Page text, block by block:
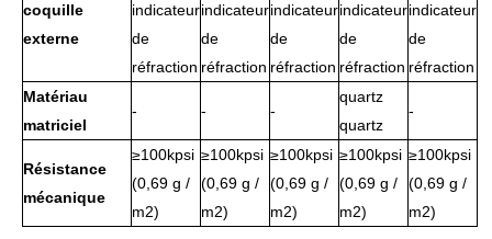
coquille
externe
indicateur
de
réfraction
indicateur
de
réfraction
indicateur
de
réfraction
indicateur
de
réfraction
indicateur
de
réfraction
Matériau
matriciel
- - -
quartz
quartz
-
Résistance
mécanique
≥100kpsi
(0,69 g /
m2)
≥100kpsi
(0,69 g /
m2)
≥100kpsi
(0,69 g /
m2)
≥100kpsi
(0,69 g /
m2)
≥100kpsi
(0,69 g /
m2)